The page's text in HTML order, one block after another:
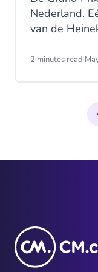
Nederland.
van de
2 minutes read·